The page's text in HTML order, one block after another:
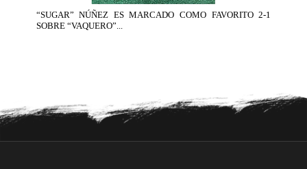
“SUGAR” NÚÑEZ ES MARCADO COMO FAVORITO 2-1
SOBRE “VAQUERO”...